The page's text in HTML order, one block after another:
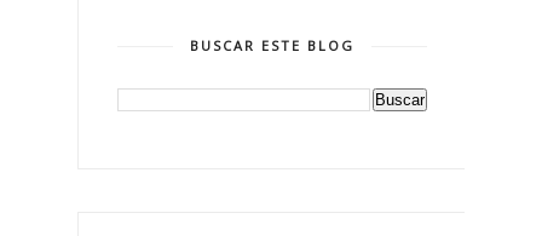
BUSCAR ESTE BLOG